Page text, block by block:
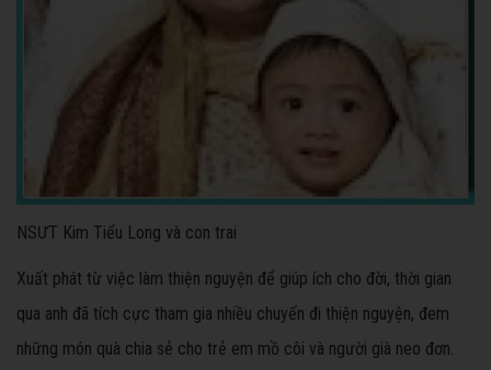
NSƯT Kim Tiểu Long và con trai
Xuất phát từ việc làm thiện nguyện để giúp ích cho đời, thời gian
qua anh đã tích cực tham gia nhiều chuyến đi thiện nguyện, đem
những món quà chia sẻ cho trẻ em mồ côi và người già neo đơn.